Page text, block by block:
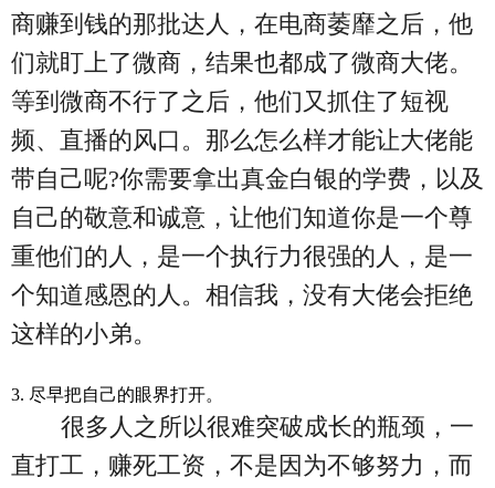
商赚到钱的那批达人，在电商萎靡之后，他
们就盯上了微商，结果也都成了微商大佬。
等到微商不行了之后，他们又抓住了短视
频、直播的风口。那么怎么样才能让大佬能
带自己呢?你需要拿出真金白银的学费，以及
自己的敬意和诚意，让他们知道你是一个尊
重他们的人，是一个执行力很强的人，是一
个知道感恩的人。相信我，没有大佬会拒绝
这样的小弟。
3. 尽早把自己的眼界打开。
很多人之所以很难突破成长的瓶颈，一
直打工，赚死工资，不是因为不够努力，而